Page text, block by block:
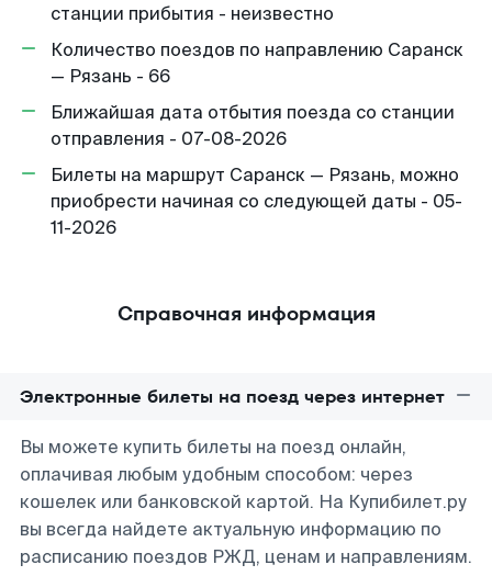
станции прибытия - неизвестно
Количество поездов по направлению Саранск
— Рязань - 66
Ближайшая дата отбытия поезда со станции
отправления - 07-08-2026
Билеты на маршрут Саранск — Рязань, можно
приобрести начиная со следующей даты - 05-
11-2026
Справочная информация
Электронные билеты на поезд через интернет
Вы можете купить билеты на поезд онлайн,
оплачивая любым удобным способом: через
кошелек или банковской картой. На Купибилет.ру
вы всегда найдете актуальную информацию по
расписанию поездов РЖД, ценам и направлениям.